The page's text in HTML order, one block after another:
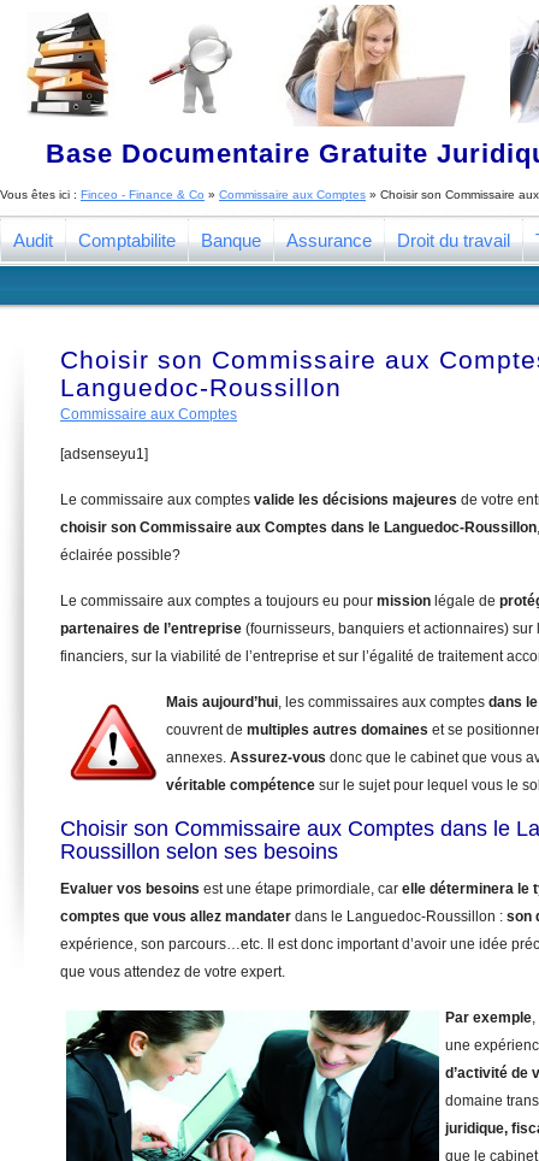
Base Documentaire Gratuite
Vous êtes ici : Finceo - Finance & Co » Commissaire aux Comptes » Choisir son Commissaire
Audit Comptabilite Banque Assurance Droit du travail
Choisir son Commissaire aux
Languedoc-Roussillon
Commissaire aux Comptes
[adsenseyu1]
Le commissaire aux comptes valide les décisions majeures de votre
choisir son Commissaire aux Comptes dans le Languedoc-Roussillon
éclairée possible?
Le commissaire aux comptes a toujours eu pour mission légale de
partenaires de l’entreprise (fournisseurs, banquiers et actionnaires) sur
financiers, sur la viabilité de l’entreprise et sur l’égalité de traitement
Mais aujourd’hui, les commissaires aux comptes dans
couvrent de multiples autres domaines et se
annexes. Assurez-vous donc que le cabinet que vous
véritable compétence sur le sujet pour lequel vous le
Choisir son Commissaire aux Comptes dans le
Roussillon selon ses besoins
Evaluer vos besoins est une étape primordiale, car elle déterminera le
comptes que vous allez mandater dans le Languedoc-Roussillon : son
expérience, son parcours…etc. Il est donc important d’avoir une idée
que vous attendez de votre expert.
Par exemple
une
d’activité de
domaine
juridique,
que le